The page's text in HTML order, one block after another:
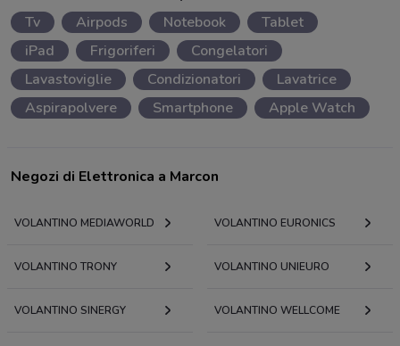
Tv
Airpods Notebook
Tablet
iPad
Frigoriferi
Congelatori
Lavastoviglie
Condizionatori
Lavatrice
Aspirapolvere
Smartphone Apple Watch
Negozi di Elettronica a Marcon
VOLANTINO MEDIAWORLD VOLANTINO EURONICS
VOLANTINO TRONY VOLANTINO UNIEURO
VOLANTINO SINERGY VOLANTINO WELLCOME